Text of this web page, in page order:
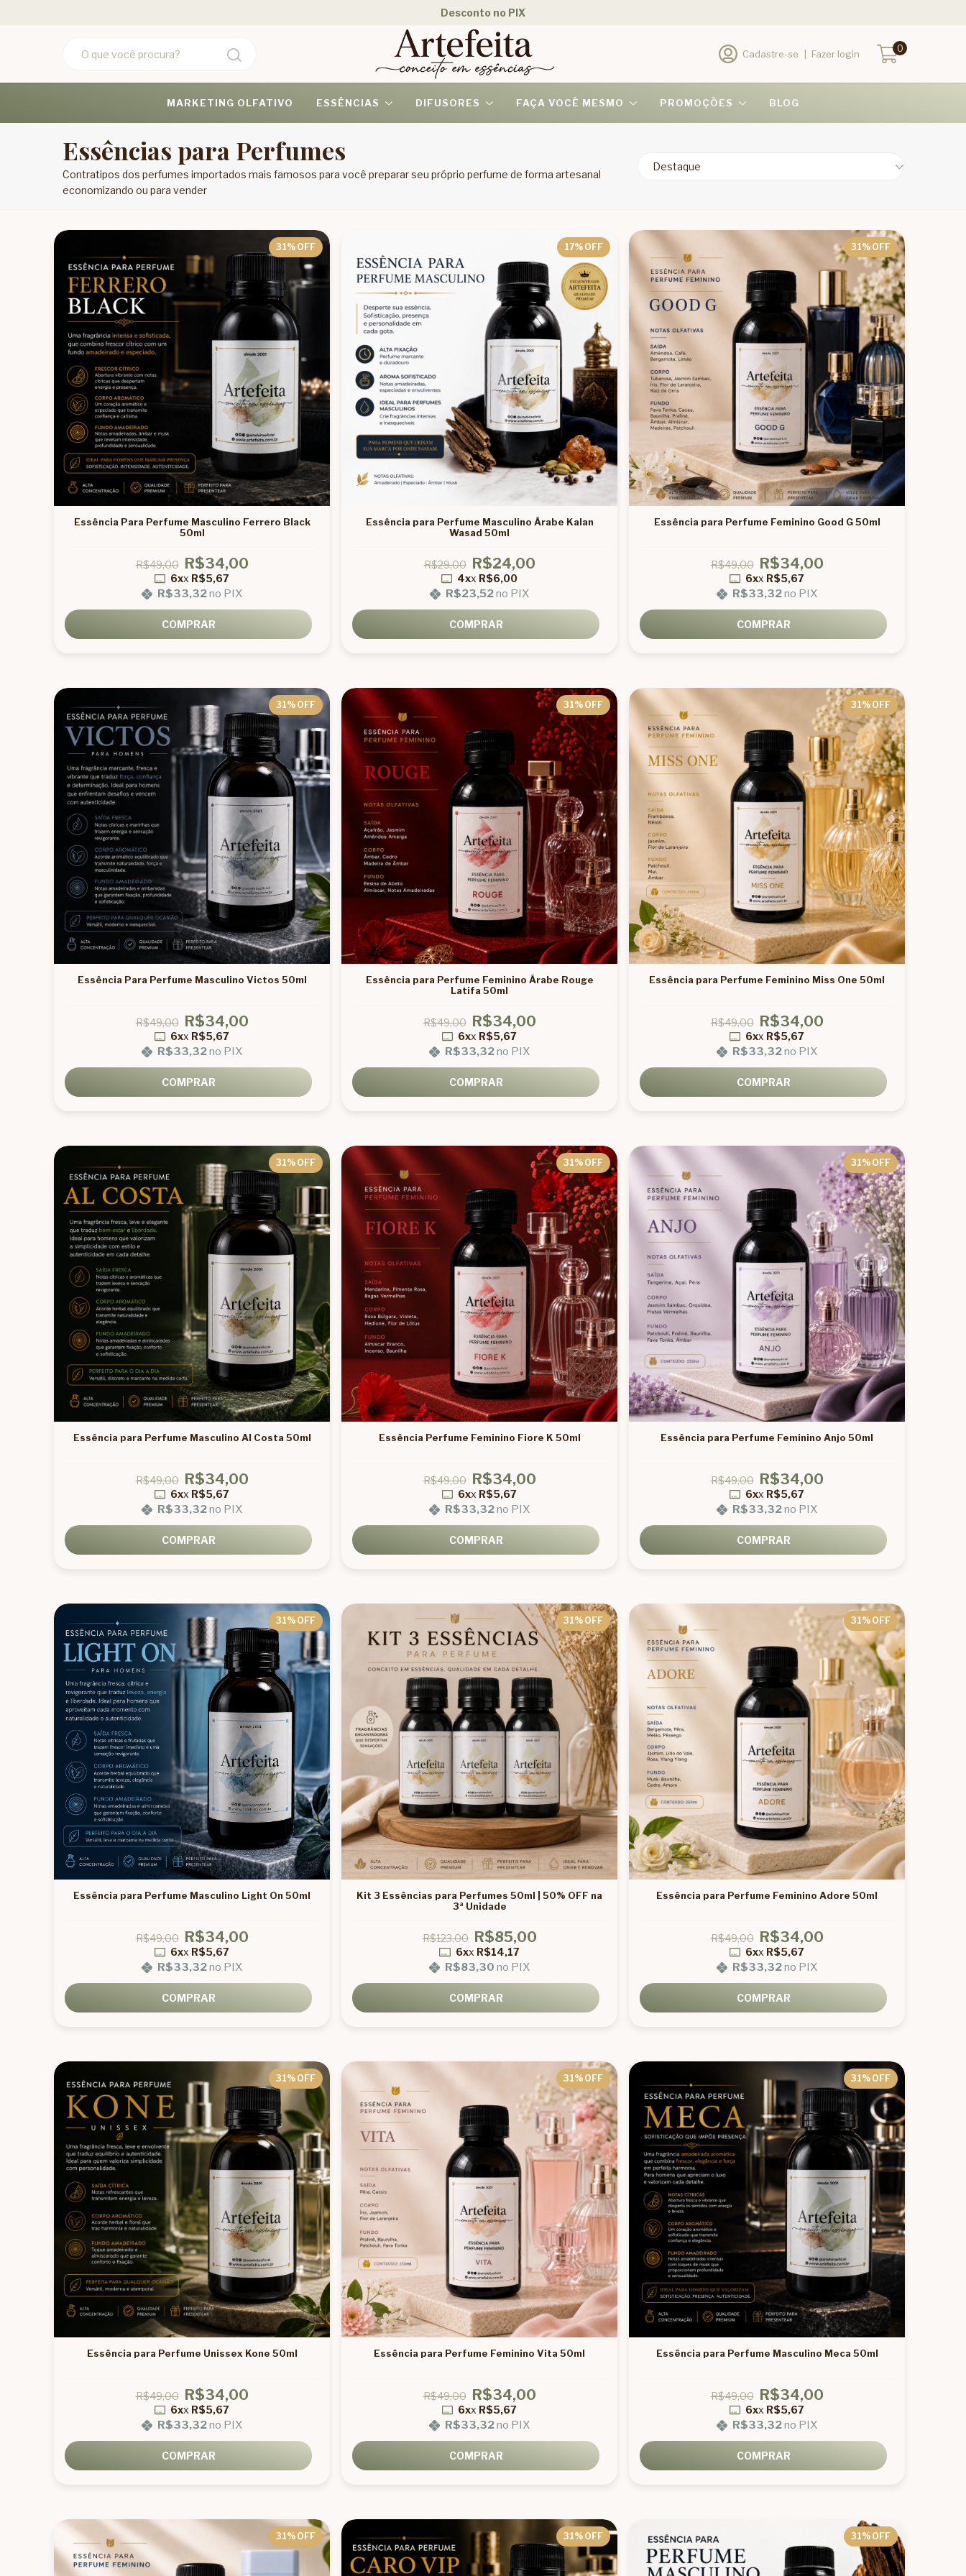
Parcele em até 12 Vezes - 3 Vezes Sem Juros
Cadastre-se Fazer login 0
MARKETING OLFATIVO ESSÊNCIAS DIFUSORES FAÇA VOCÊ MESMO PROMOÇÕES BLOG
Essências para Perfumes
Contratipos dos perfumes importados mais famosos para você preparar seu próprio perfume de forma artesanal
economizando ou para vender
31% OFF
Essência Para Perfume Masculino Ferrero Black
50ml
R$49,00 R$34,00
6xx R$5,67
R$33,32no PIX
COMPRAR
17% OFF
Essência para Perfume Masculino Árabe Kalan
Wasad 50ml
R$29,00 R$24,00
4xx R$6,00
R$23,52no PIX
COMPRAR
31% OFF
Essência para Perfume Feminino Good G 50ml
R$49,00 R$34,00
6xx R$5,67
R$33,32no PIX
COMPRAR
31% OFF
Essência Para Perfume Masculino Victos 50ml
R$49,00 R$34,00
6xx R$5,67
R$33,32no PIX
COMPRAR
31% OFF
Essência para Perfume Feminino Árabe Rouge
Latifa 50ml
R$49,00 R$34,00
6xx R$5,67
R$33,32no PIX
COMPRAR
31% OFF
Essência para Perfume Feminino Miss One 50ml
R$49,00 R$34,00
6xx R$5,67
R$33,32no PIX
COMPRAR
31% OFF
Essência para Perfume Masculino Al Costa 50ml
R$49,00 R$34,00
6xx R$5,67
R$33,32no PIX
COMPRAR
31% OFF
Essência Perfume Feminino Fiore K 50ml
R$49,00 R$34,00
6xx R$5,67
R$33,32no PIX
COMPRAR
31% OFF
Essência para Perfume Feminino Anjo 50ml
R$49,00 R$34,00
6xx R$5,67
R$33,32no PIX
COMPRAR
31% OFF
Essência para Perfume Masculino Light On 50ml
R$49,00 R$34,00
6xx R$5,67
R$33,32no PIX
COMPRAR
31% OFF
Kit 3 Essências para Perfumes 50ml | 50% OFF na
3ª Unidade
R$123,00 R$85,00
6xx R$14,17
R$83,30 no PIX
COMPRAR
31% OFF
Essência para Perfume Feminino Adore 50ml
R$49,00 R$34,00
6xx R$5,67
R$33,32no PIX
COMPRAR
31% OFF
Essência para Perfume Unissex Kone 50ml
R$49,00 R$34,00
6xx R$5,67
R$33,32no PIX
COMPRAR
31% OFF
Essência para Perfume Feminino Vita 50ml
R$49,00 R$34,00
6xx R$5,67
R$33,32no PIX
COMPRAR
31% OFF
Essência para Perfume Masculino Meca 50ml
R$49,00 R$34,00
6xx R$5,67
R$33,32no PIX
COMPRAR
31% OFF 31% OFF 31% OFF